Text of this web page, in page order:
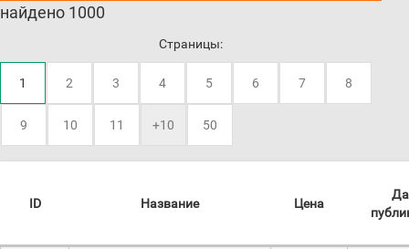
найдено 1000
Страницы:
1 2 3 4 5 6 7 8
9 10 11 +10 50
ID Название Цена